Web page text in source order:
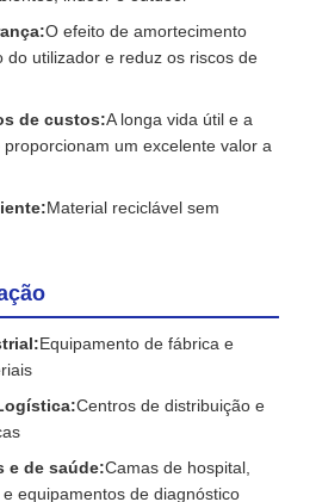
O efeito de amortecimento
do utilizador e reduz os riscos de
de custos:A longa vida útil e a
um excelente valor a
Material reciclável sem
Equipamento de fábrica e
Centros de distribuição e
e de saúde:Camas de hospital,
equipamentos de diagnóstico